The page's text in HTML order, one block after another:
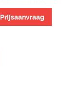
Prijsaanvraag